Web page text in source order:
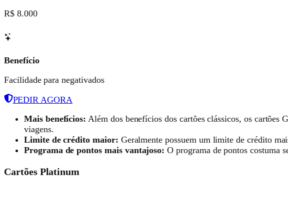
R$ 8.000
Benefício
Facilidade para negativados
PEDIR AGORA
Mais benefícios: Além dos benefícios dos cartões clássicos, os cartões
viagens.
Limite de crédito maior: Geralmente possuem um limite de crédito
Programa de pontos mais vantajoso: O programa de pontos costuma
Cartões Platinum